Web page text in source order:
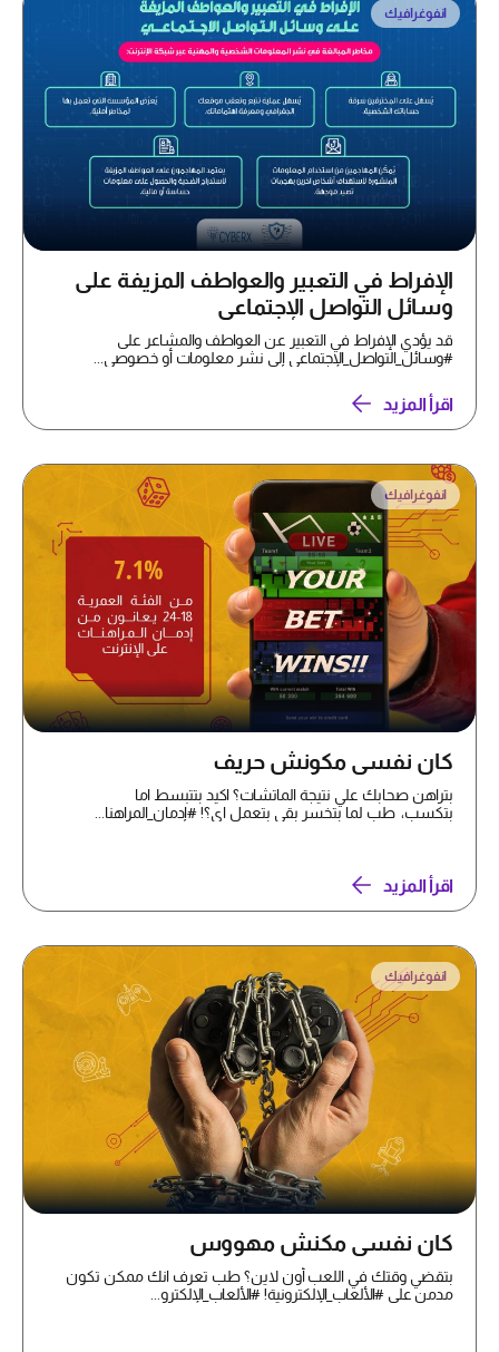
انفوغرافيك
الإفراط في التعبير والعواطف المزيفة على
وسائل التواصل الإجتماعي
قد يؤدي الإفراط في التعبير عن العواطف والمشاعر على
#وسائل_التواصل_الإجتماعي إلى نشر معلومات أو خصوصي...
اقرأ المزيد
انفوغرافيك
كان نفسي مكونش حريف
بتراهن صحابك علي نتيجة الماتشات؟ اكيد بتتبسط اما
بتكسب، طب لما بتخسر بقي بتعمل اي؟! #إدمان_المراهنا...
اقرأ المزيد
انفوغرافيك
كان نفسي مكنش مهووس
بتقضي وقتك في اللعب أون لاين؟ طب تعرف انك ممكن تكون
مدمن على #الألعاب_الإلكترونية! #الألعاب_الإلكترو...